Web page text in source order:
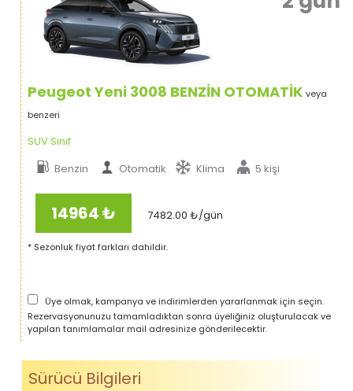
Peugeot Yeni 3008 BENZİN OTOMATİK veya
benzeri
SUV Sınıf
Benzin
Otomatik Klima 5 kişi
14964₺ 7482.00 ₺/gün
* Sezonluk fiyat farkları dahildir.
Üye olmak, kampanya ve indirimlerden yararlanmak için seçin.
Rezervasyonunuzu tamamladıktan sonra üyeliğiniz oluşturulacak ve
yapılan tanımlamalar mail adresinize gönderilecektir.
Sürücü Bilgileri